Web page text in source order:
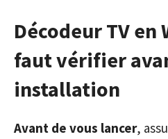
Décodeur TV en
faut vérifier
installation
Avant de vous lancer,